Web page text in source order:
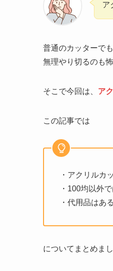
ア
普通のカッターで
無理やり切るのも
そこで今回は、 ア
この記事では
・アクリルカ
・100均以外
・代用品はあ
についてまとめまし